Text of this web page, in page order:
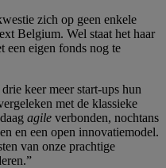
zich op geen enkele
Belgium. Wel staat het haar
een eigen fonds nog te
keer meer start-ups hun
met de klassieke
agile verbonden, nochtans
en een open innovatiemodel.
van onze prachtige